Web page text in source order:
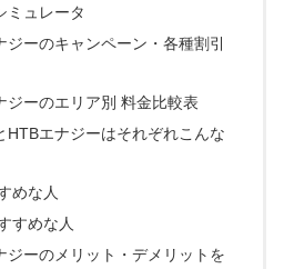
ミュレータ
ーのキャンペーン・各種割引
ジーのエリア別 料金比較表
HTBエナジーはそれぞれこんな
めな人
すめな人
ジーのメリット・デメリットを